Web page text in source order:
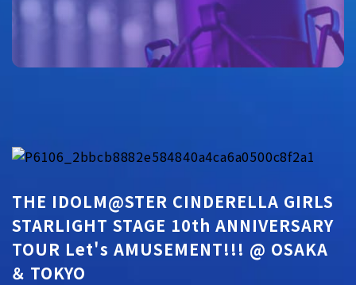
THE IDOLM@STER CINDERELLA GIRLS
STARLIGHT STAGE 10th ANNIVERSARY
TOUR Let's AMUSEMENT!!! @ OSAKA
＆ TOKYO